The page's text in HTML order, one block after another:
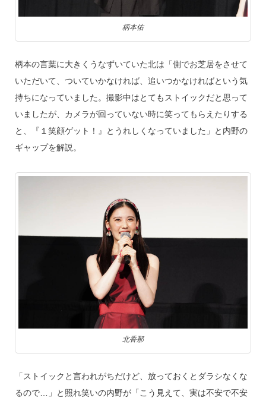
柄本佑
柄本の言葉に大きくうなずいていた北は「側でお芝居をさせて
いただいて、ついていかなければ、追いつかなければという気
持ちになっていました。撮影中はとてもストイックだと思って
いましたが、カメラが回っていない時に笑ってもらえたりする
と、『１笑顔ゲット！』とうれしくなっていました」と内野の
ギャップを解説。
北香那
「ストイックと言われがちだけど、放っておくとダラシなくな
るので…」と照れ笑いの内野が「こう見えて、実は不安で不安